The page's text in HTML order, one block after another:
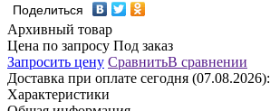
Поделиться
Архивный товар
Цена по запросу Под заказ
Запросить цену СравнитьВ сравнении
Доставка при оплате сегодня (07.08.2026):
Характеристики